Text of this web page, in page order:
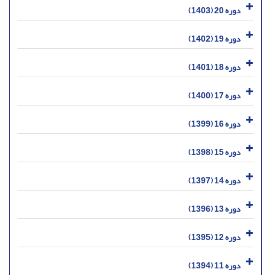
دوره 20 (1403)
دوره 19 (1402)
دوره 18 (1401)
دوره 17 (1400)
دوره 16 (1399)
دوره 15 (1398)
دوره 14 (1397)
دوره 13 (1396)
دوره 12 (1395)
دوره 11 (1394)